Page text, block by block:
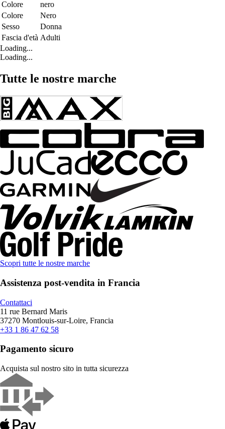
Colore
nero
Colore
Nero
Sesso
Donna
Fascia d'età Adulti
Loading...
Loading...
Tutte le nostre marche
Scopri tutte le nostre marche
Assistenza post-vendita in Francia
Contattaci
11 rue Bernard Maris
37270 Montlouis-sur-Loire, Francia
+33 1 86 47 62 58
Pagamento sicuro
Acquista sul nostro sito in tutta sicurezza